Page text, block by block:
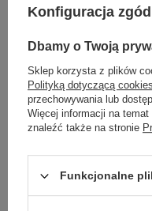
Odzież
Internetowa
Damskie
Hurt odzieży
sklepu w całej
Konfiguracja zgód
Dbamy o Twoją
Sklep korzysta z plików
Polityką dotyczącą cookies
przechowywania lub
Więcej informacji na
znaleźć także na stronie
Funkcjonalne